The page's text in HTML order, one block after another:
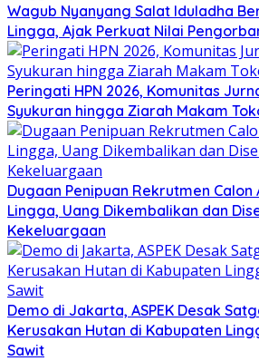
Wagub Nyanyang Salat Iduladha
Lingga, Ajak Perkuat Nilai
Peringati HPN 2026, Komunitas
Syukuran hingga Ziarah Makam
Dugaan Penipuan Rekrutmen
Lingga, Uang Dikembalikan dan
Kekeluargaan
Demo di Jakarta, ASPEK Desak
Kerusakan Hutan di Kabupaten
Sawit